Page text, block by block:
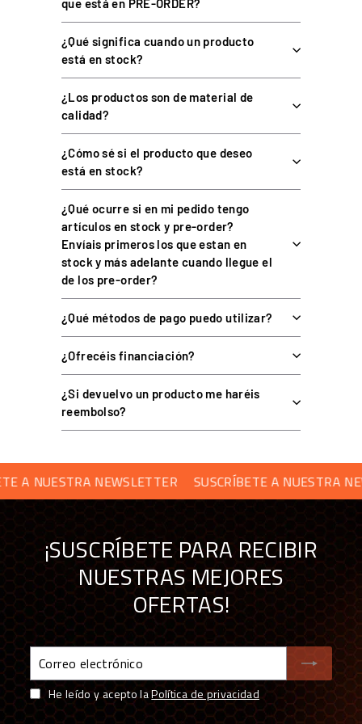
competición
Material Fibra de carbono
Laminado A mano
Refuerzos T1000 en el núcleo
Neopreno de célula cerrada,
10 mm
Compatibilidad Cockpits Res-Tech X1 y GT
COMPATIBILIDAD
Cockpits: Res-Tech X1 y GT.
Cojines: neopreno de célula cerrada de 10 mm, acoplados en
caliente.
Construcción: monocasco de fibra de carbono laminado a
mano.
PREGUNTAS FRECUENTES
¿De qué material es?
¿Con qué cockpits es compatible?
¿Qué refuerzos lleva?
que está en PRE-ORDER?
¿Qué significa cuando un producto
está en stock?
¿Los productos son de material de
calidad?
¿Cómo sé si el producto que deseo
está en stock?
¿Qué ocurre si en mi pedido tengo
artículos en stock y pre-order?
Envíais primeros los que estan en
stock y más adelante cuando llegue el
de los pre-order?
¿Qué métodos de pago puedo utilizar?
¿Ofrecéis financiación?
¿Si devuelvo un producto me haréis
reembolso?
NUESTRA NEWSLETTER SUSCRÍBETE A NUESTRA
¡SUSCRÍBETE PARA RECIBIR
NUESTRAS MEJORES
OFERTAS!
Correo
electrónico
He leído y acepto laPolítica de privacidad